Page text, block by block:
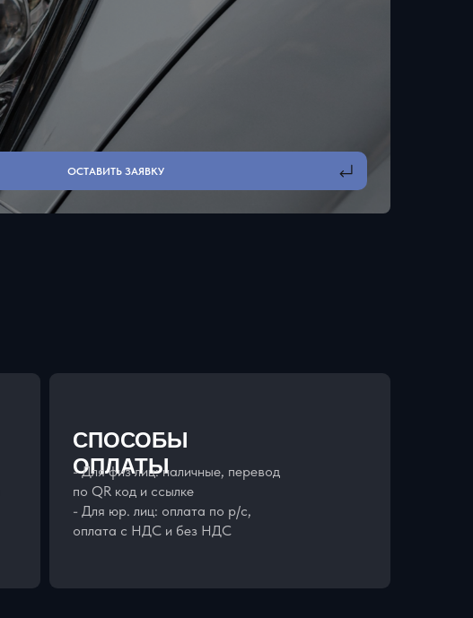
ОСТАВИТЬ ЗАЯВКУ
СПОСОБЫ
ОПЛАТЫ
- Для физ лиц: наличные, перевод
по QR код и ссылке
- Для юр. лиц: оплата по р/с,
оплата с НДС и без НДС